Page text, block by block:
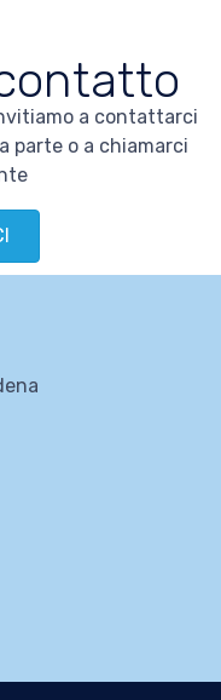
a contattarci
parte o a chiamarci